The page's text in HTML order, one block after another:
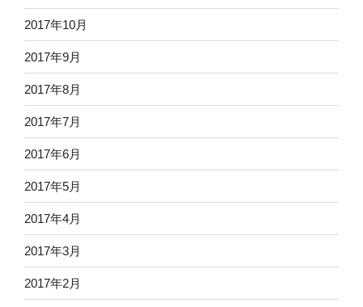
2017年10月
2017年9月
2017年8月
2017年7月
2017年6月
2017年5月
2017年4月
2017年3月
2017年2月